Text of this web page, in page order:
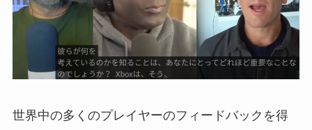
世界中の多くのプレイヤーのフィードバックを得